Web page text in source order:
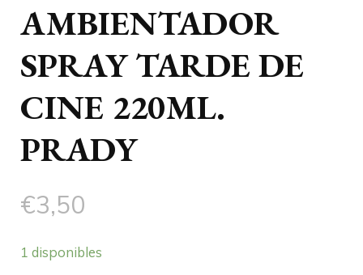
AMBIENTADOR
SPRAY TARDE DE
CINE 220ML.
PRADY
€3,50
1 disponibles